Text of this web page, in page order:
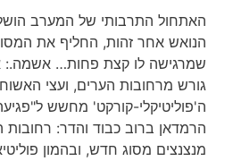
האתחול התרבותי של המערב
הנואש אחר זהות, החליף את
שמרגישה לו קצת פחות… אשמה.:
גורש מרחובות הערים, ועצי
ה'פוליטיקלי-קורקט' מחשש
הרמדאן ברוב כבוד והדר:
מנצנצים מסוג חדש, ובהמון